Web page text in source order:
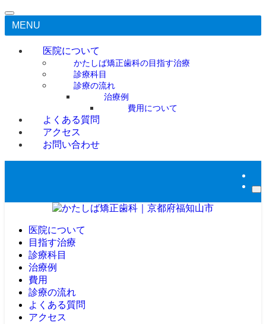
MENU
医院について
かたしば矯正歯科の目指す治療
診療科目
診療の流れ
治療例
費用について
よくある質問
アクセス
お問い合わせ
医院について
目指す治療
診療科目
治療例
費用
診療の流れ
よくある質問
アクセス